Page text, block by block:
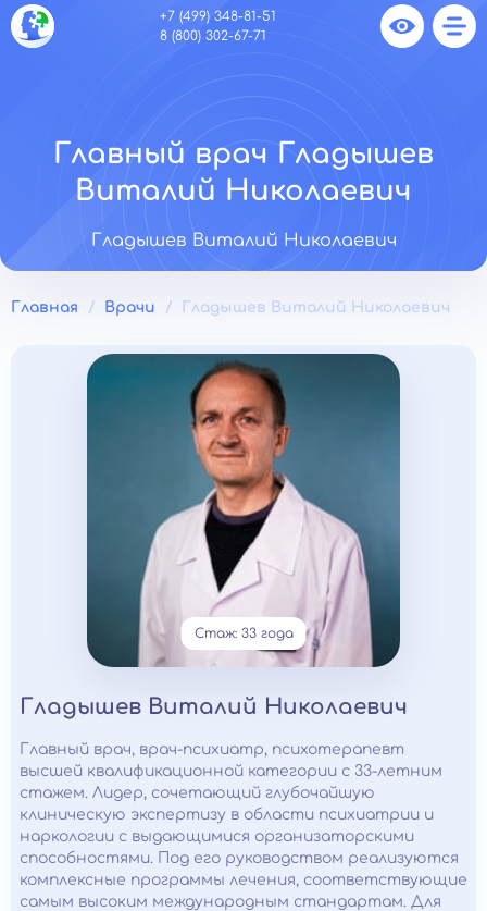
+7 (499) 348-81-51
8 (800) 302-67-71
Главный врач Гладышев
Виталий Николаевич
Гладышев Виталий Николаевич
Главная Врачи Гладышев Виталий Николаевич
Стаж: 33 года
Гладышев Виталий Николаевич
Главный врач, врач-психиатр, психотерапевт
высшей квалификационной категории с 33-летним
стажем. Лидер, сочетающий глубочайшую
клиническую экспертизу в области психиатрии и
наркологии с выдающимися организаторскими
способностями. Под его руководством реализуются
комплексные программы лечения, соответствующие
самым высоким международным стандартам. Для